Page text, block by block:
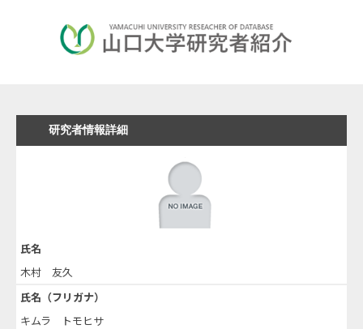
研究者情報詳細
氏名
木村 友久
氏名（フリガナ）
キムラ トモヒサ